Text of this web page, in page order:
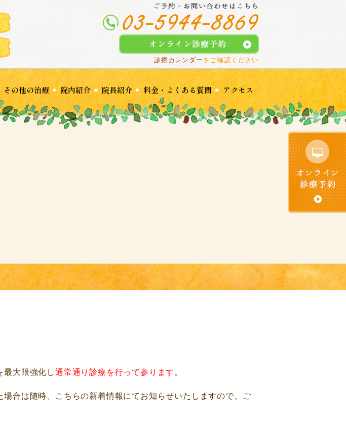
診療カレンダー をご確認ください
その他の治療 院内紹介 院長紹介 料金・よくある質問 アクセス
最大限強化し通常通り診療を行って参ります。
合は随時、こちらの新着情報にてお知らせいたしますので、ご